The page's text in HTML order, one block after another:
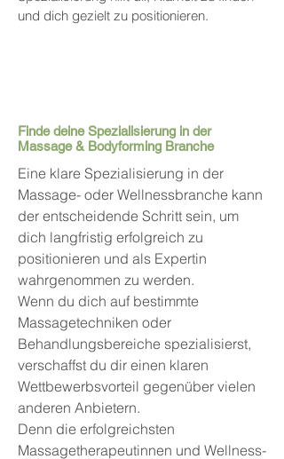
und dich gezielt zu positionieren.
Finde deine Spezialisierung in der
Massage & Bodyforming Branche
Eine klare Spezialisierung in der
Massage- oder Wellnessbranche kann
der entscheidende Schritt sein, um
dich langfristig erfolgreich zu
positionieren und als Expertin
wahrgenommen zu werden.
Wenn du dich auf bestimmte
Massagetechniken oder
Behandlungsbereiche spezialisierst,
verschaffst du dir einen klaren
Wettbewerbsvorteil gegenüber vielen
anderen Anbietern.
Denn die erfolgreichsten
Massagetherapeutinnen und Wellness-